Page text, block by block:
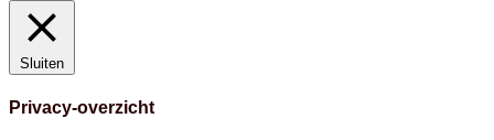
Sluiten
Privacy-overzicht